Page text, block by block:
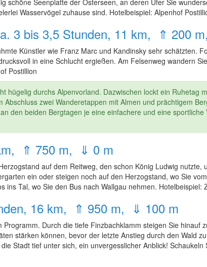
Seenplatte der Osterseen, an deren Ufer Sie
Wasservögel zuhause sind. Hotelbeispiel: Alpenhof
3 bis 3,5 Stunden, 11 km, ⇑ 200
Künstler wie Franz Marc und Kandinsky sehr schätzten.
in eine Schlucht ergießen. Am Felsenweg wandern
Postillion
hügelig durchs Alpenvorland. Dazwischen lockt ein Ruhetag
zwei Wanderetappen mit Almen und prächtigem
den beiden Bergtagen je eine einfachere und eine sportliche
km, ⇑ 750 m, ⇓ 0 m
auf dem Reitweg, den schon König Ludwig nutzte,
ein oder steigen noch auf den Herzogstand, wo Sie
Tal, wo Sie den Bus nach Wallgau nehmen. Hotelbeispiel:
16 km, ⇑ 950 m, ⇓ 100 m
Programm. Durch die tiefe Finzbachklamm steigen Sie hinauf
stärken können, bevor der letzte Anstieg durch den Wald
Stadt tief unter sich, ein unvergesslicher Anblick!